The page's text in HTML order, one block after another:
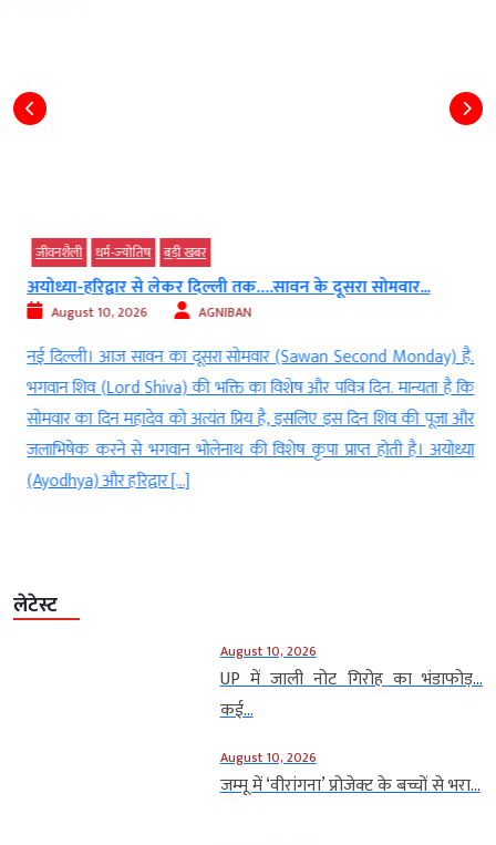
जीवनशैली धर्म-ज्‍योतिष बड़ी खबर
अयोध्या-हरिद्वार से लेकर दिल्ली तक….सावन के दूसरा सोमवार...
August 10, 2026 AGNIBAN
नई दिल्ली। आज सावन का दूसरा सोमवार (Sawan Second Monday) है.
भगवान शिव (Lord Shiva) की भक्ति का विशेष और पवित्र दिन. मान्यता है कि
सोमवार का दिन महादेव को अत्यंत प्रिय है, इसलिए इस दिन शिव की पूजा और
जलाभिषेक करने से भगवान भोलेनाथ की विशेष कृपा प्राप्त होती है। अयोध्या
(Ayodhya) और हरिद्वार […]
लेटेस्ट
August 10, 2026
UP में जाली नोट गिरोह का भंडाफोड़…
कई...
August 10, 2026
जम्मू में ‘वीरांगना’ प्रोजेक्ट के बच्चों से भरा...